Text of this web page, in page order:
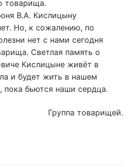
товарища.
В.А. Кислицыну
Но, к сожалению, по
нет с нами сегодня
Светлая память о
Кислицыне живёт в
и будет жить в нашем
пока бьются наши сердца.
Группа товарищей.